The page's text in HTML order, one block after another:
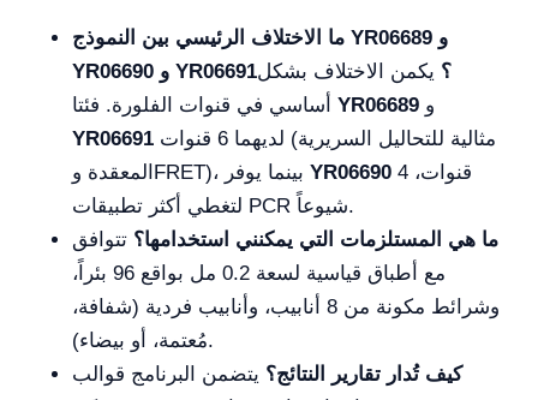
ما الاختلاف الرئيسي بين النموذج YR06689 و
YR06690 و YR06691؟ يكمن الاختلاف بشكل
YR06689 و
YR06691
YR06690 4 قنوات،
لتغطي أكثر تطبيقات PCR شيوعاً.
ما هي المستلزمات التي يمكنني استخدامها؟ تتوافق
مع أطباق قياسية لسعة 0.2 مل بواقع 96 بئراً،
وشرائط مكونة من 8 أنابيب، وأنابيب فردية (شفافة،
مُعتمة، أو بيضاء).
كيف تُدار تقارير النتائج؟ يتضمن البرنامج قوالب